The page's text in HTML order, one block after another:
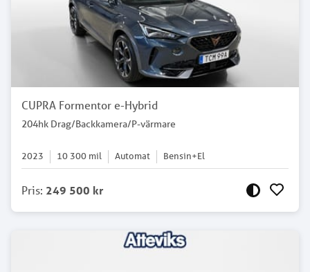
CUPRA Formentor e-Hybrid
204hk Drag/Backkamera/P-värmare
2023 10 300 mil Automat Bensin+El
Pris: 249 500 kr